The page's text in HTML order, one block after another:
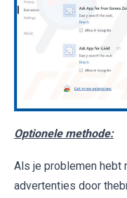
Optionele methode:
Als je problemen hebt
advertenties door